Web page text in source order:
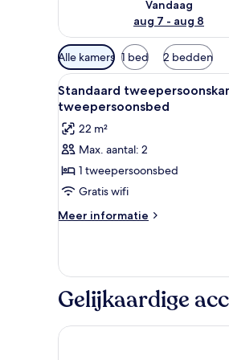
Vandaag
aug 7 - aug 8
Beschikbare
filters
voor
kamers
Alle kamers 1 bed 2 bedden
Alle
foto's
voor
Standaard
tweepersoonskamer,
1
tweepersoonsbed
laden
6
Standaard
tweepersoonsbed
22 m²
Max. aantal: 2
1 tweepersoonsbed
Gratis wifi
Meer informatie
Meer
tweepersoonskamer,
tweepersoonsbed
Gelijkaardige
The Parkgate Hotel